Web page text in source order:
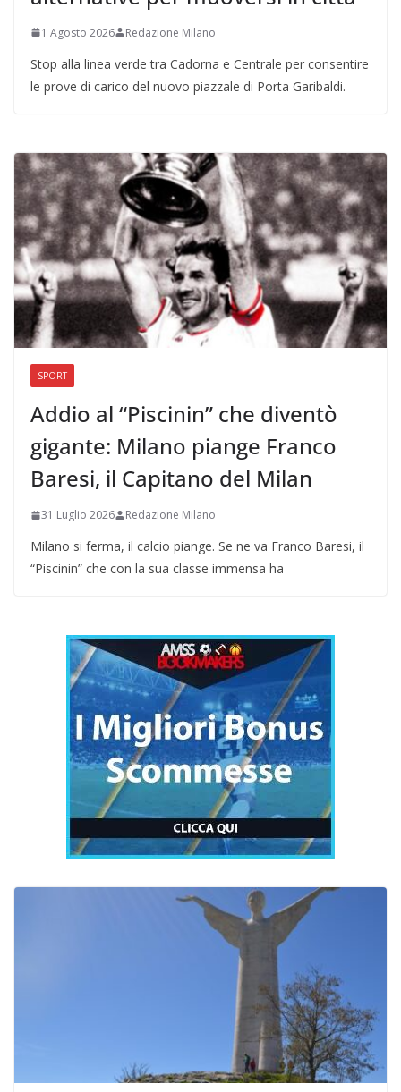
1 Agosto 2026 Redazione Milano
Stop alla linea verde tra Cadorna e Centrale per consentire
le prove di carico del nuovo piazzale di Porta Garibaldi.
SPORT
Addio al “Piscinin” che diventò
gigante: Milano piange Franco
Baresi, il Capitano del Milan
31 Luglio 2026 Redazione Milano
Milano si ferma, il calcio piange. Se ne va Franco Baresi, il
“Piscinin” che con la sua classe immensa ha